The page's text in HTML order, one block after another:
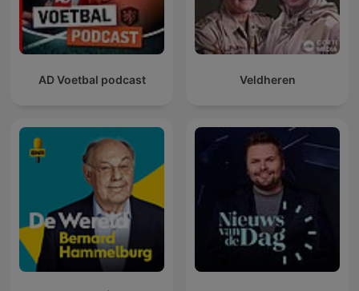
AD Voetbal podcast Veldheren